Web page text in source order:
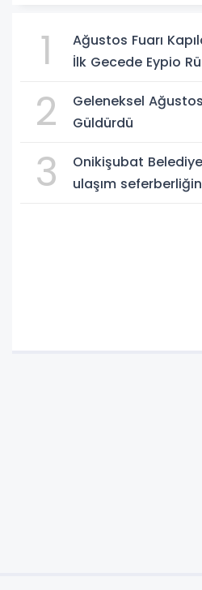
1
Ağustos Fuarı
İlk Gecede Eypio
2
Geleneksel Ağustos
Güldürdü
3
Onikişubat
ulaşım